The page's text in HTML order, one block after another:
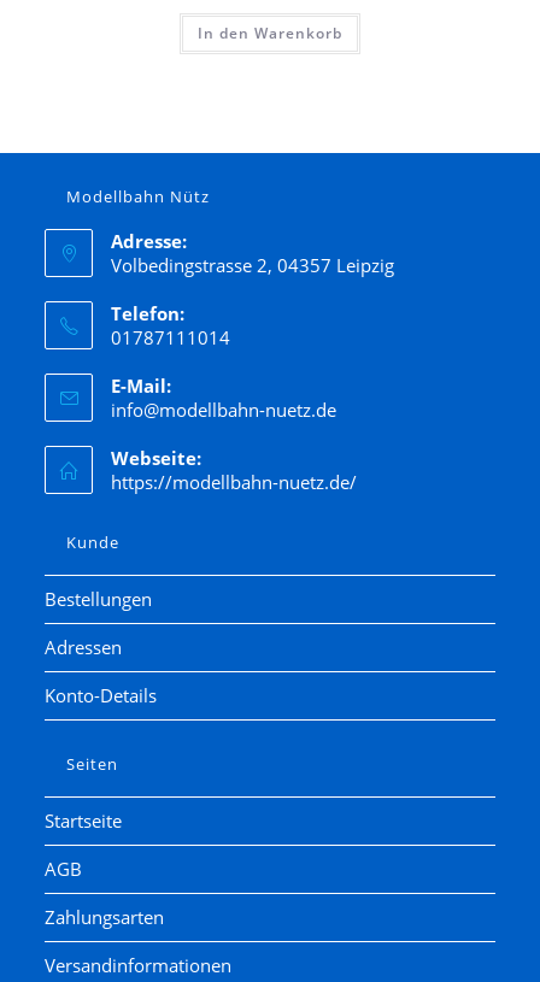
In den Warenkorb
Modellbahn Nütz
Adresse:
Volbedingstrasse 2, 04357 Leipzig
Telefon:
01787111014
E-Mail:
info@modellbahn-nuetz.de
Webseite:
https://modellbahn-nuetz.de/
Kunde
Bestellungen
Adressen
Konto-Details
Seiten
Startseite
AGB
Zahlungsarten
Versandinformationen